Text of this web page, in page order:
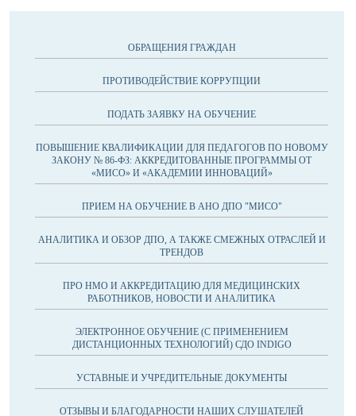
ОБРАЩЕНИЯ ГРАЖДАН
ПРОТИВОДЕЙСТВИЕ КОРРУПЦИИ
ПОДАТЬ ЗАЯВКУ НА ОБУЧЕНИЕ
ПОВЫШЕНИЕ КВАЛИФИКАЦИИ ДЛЯ ПЕДАГОГОВ ПО НОВОМУ
ЗАКОНУ № 86-ФЗ: АККРЕДИТОВАННЫЕ ПРОГРАММЫ ОТ
«МИСО» И «АКАДЕМИИ ИННОВАЦИЙ»
ПРИЕМ НА ОБУЧЕНИЕ В АНО ДПО "МИСО"
АНАЛИТИКА И ОБЗОР ДПО, А ТАКЖЕ СМЕЖНЫХ ОТРАСЛЕЙ И
ТРЕНДОВ
ПРО НМО И АККРЕДИТАЦИЮ ДЛЯ МЕДИЦИНСКИХ
РАБОТНИКОВ, НОВОСТИ И АНАЛИТИКА
ЭЛЕКТРОННОЕ ОБУЧЕНИЕ (С ПРИМЕНЕНИЕМ
ДИСТАНЦИОННЫХ ТЕХНОЛОГИЙ) СДО INDIGO
УСТАВНЫЕ И УЧРЕДИТЕЛЬНЫЕ ДОКУМЕНТЫ
ОТЗЫВЫ И БЛАГОДАРНОСТИ НАШИХ СЛУШАТЕЛЕЙ